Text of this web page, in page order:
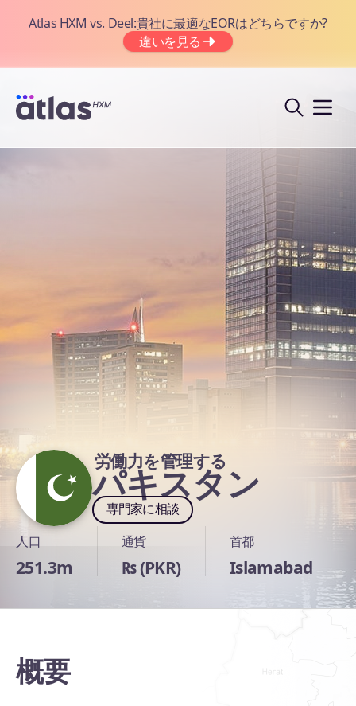
Atlas HXM vs. Deel:貴社に最適なEORはどちらですか?
違いを見る
労働力を管理する
パキスタン
専門家に相談
人口
251.3m
通貨
₨ (PKR)
首都
Islamabad
概要